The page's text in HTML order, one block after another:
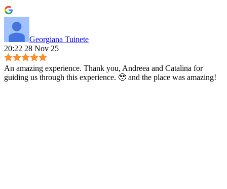
Georgiana Tuinete
20:22 28 Nov 25
An amazing experience. Thank you, Andreea and Catalina for
guiding us through this experience. 🥹 and the place was amazing!